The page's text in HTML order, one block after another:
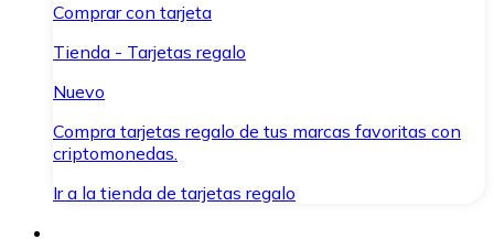
Comprar con tarjeta
Tienda - Tarjetas regalo
Nuevo
Compra tarjetas regalo de tus marcas favoritas con
criptomonedas.
Ir a la tienda de tarjetas regalo